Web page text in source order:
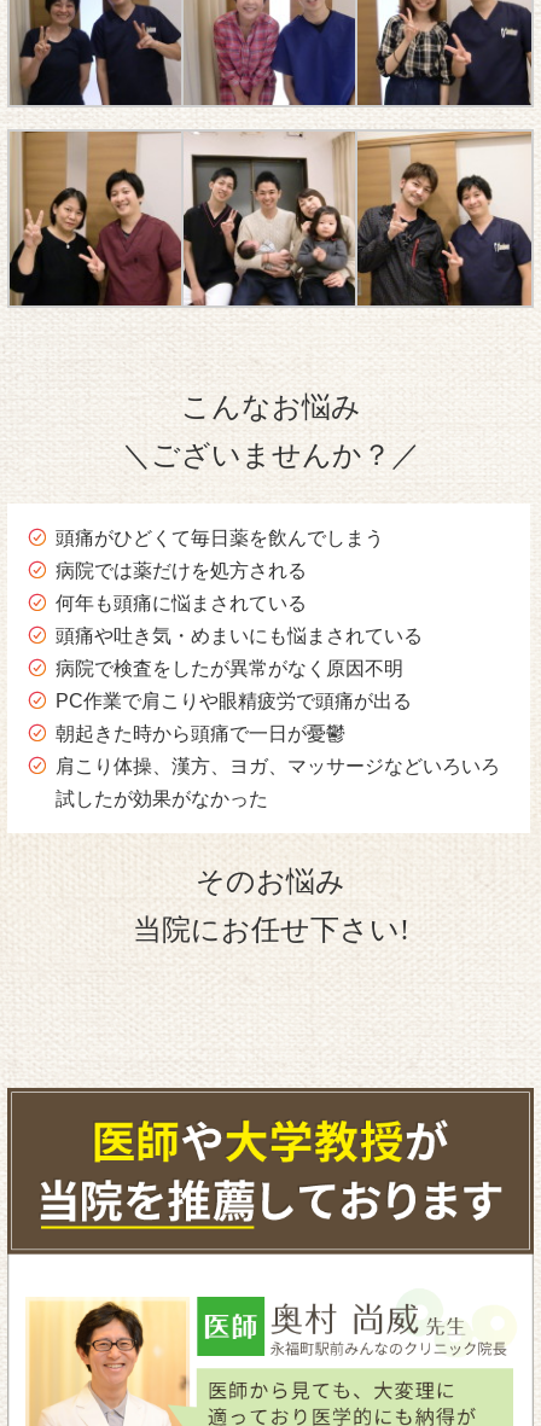
こんなお悩み
＼ございませんか？／
頭痛がひどくて毎日薬を飲んでしまう
病院では薬だけを処方される
何年も頭痛に悩まされている
頭痛や吐き気・めまいにも悩まされている
病院で検査をしたが異常がなく原因不明
PC作業で肩こりや眼精疲労で頭痛が出る
朝起きた時から頭痛で一日が憂鬱
肩こり体操、漢方、ヨガ、マッサージなどいろいろ
試したが効果がなかった
そのお悩み
当院にお任せ下さい!